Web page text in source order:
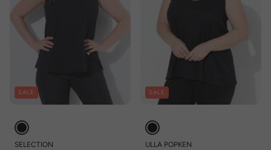
SALE
SELECTION
SALE
ULLA POPKEN